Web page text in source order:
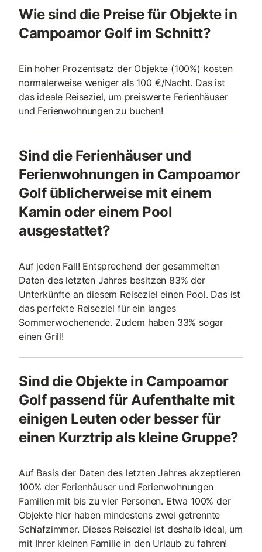
Wie sind die Preise für Objekte in
Campoamor Golf im Schnitt?
Ein hoher Prozentsatz der Objekte (100%) kosten
normalerweise weniger als 100 €/Nacht. Das ist
das ideale Reiseziel, um preiswerte Ferienhäuser
und Ferienwohnungen zu buchen!
Sind die Ferienhäuser und
Ferienwohnungen in Campoamor
Golf üblicherweise mit einem
Kamin oder einem Pool
ausgestattet?
Auf jeden Fall! Entsprechend der gesammelten
Daten des letzten Jahres besitzen 83% der
Unterkünfte an diesem Reiseziel einen Pool. Das ist
das perfekte Reiseziel für ein langes
Sommerwochenende. Zudem haben 33% sogar
einen Grill!
Sind die Objekte in Campoamor
Golf passend für Aufenthalte mit
einigen Leuten oder besser für
einen Kurztrip als kleine Gruppe?
Auf Basis der Daten des letzten Jahres akzeptieren
100% der Ferienhäuser und Ferienwohnungen
Familien mit bis zu vier Personen. Etwa 100% der
Objekte hier haben mindestens zwei getrennte
Schlafzimmer. Dieses Reiseziel ist deshalb ideal, um
mit Ihrer kleinen Familie in den Urlaub zu fahren!